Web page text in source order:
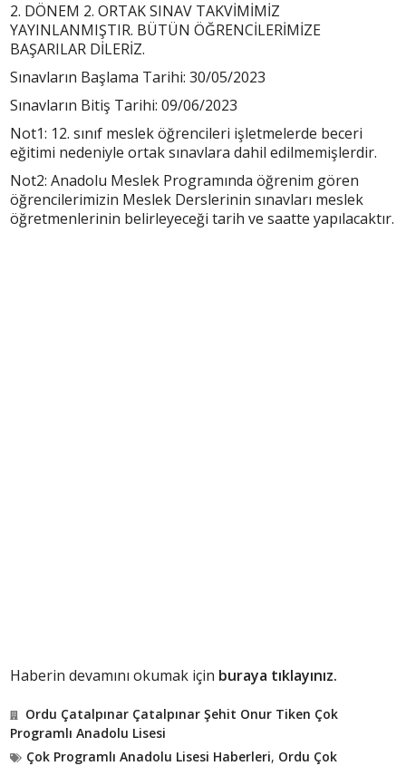
2. DÖNEM 2. ORTAK SINAV TAKVİMİMİZ
YAYINLANMIŞTIR. BÜTÜN ÖĞRENCİLERİMİZE
BAŞARILAR DİLERİZ.
Sınavların Başlama Tarihi: 30/05/2023
Sınavların Bitiş Tarihi: 09/06/2023
Not1: 12. sınıf meslek öğrencileri işletmelerde beceri
eğitimi nedeniyle ortak sınavlara dahil edilmemişlerdir.
Not2: Anadolu Meslek Programında öğrenim gören
öğrencilerimizin Meslek Derslerinin sınavları meslek
öğretmenlerinin belirleyeceği tarih ve saatte yapılacaktır.
Haberin devamını okumak için buraya tıklayınız.
Ordu Çatalpınar Çatalpınar Şehit Onur Tiken Çok
Programlı Anadolu Lisesi
Çok Programlı Anadolu Lisesi Haberleri, Ordu Çok